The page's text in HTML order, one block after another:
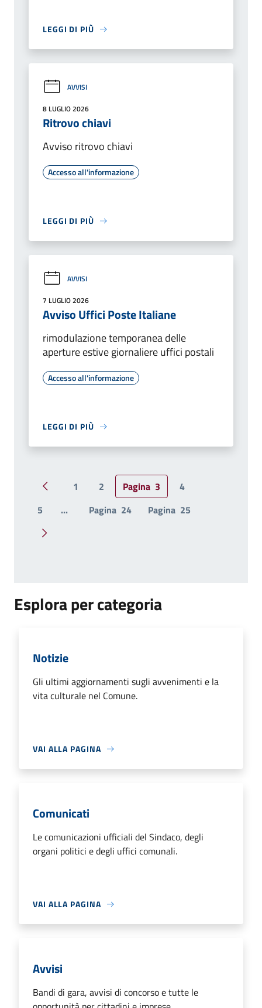
LEGGI DI PIÙ
AVVISI
8 LUGLIO 2026
Ritrovo chiavi
Avviso ritrovo chiavi
Accesso all'informazione
LEGGI DI PIÙ
AVVISI
7 LUGLIO 2026
Avviso Uffici Poste Italiane
rimodulazione temporanea delle
aperture estive giornaliere uffici postali
Accesso all'informazione
LEGGI DI PIÙ
Pagina precedente
1 2 Pagina 3
4
5
... Pagina 24 Pagina 25
Pagina successiva
Esplora per categoria
Notizie
Gli ultimi aggiornamenti sugli avvenimenti e la
vita culturale nel Comune.
VAI ALLA PAGINA
Comunicati
Le comunicazioni ufficiali del Sindaco, degli
organi politici e degli uffici comunali.
VAI ALLA PAGINA
Avvisi
Bandi di gara, avvisi di concorso e tutte le